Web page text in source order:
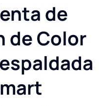
de
de Color